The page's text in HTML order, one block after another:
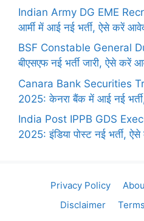
Indian Army DG EME
आर्मी में आई नई भर्ती, ऐसे करें
BSF Constable General
बीएसएफ नई भर्ती जारी, ऐसे करें
Canara Bank Securities
2025: केनरा बैंक में आई नई
India Post IPPB GDS
2025: इंडिया पोस्ट नई भर्ती,
Privacy Policy
Disclaimer